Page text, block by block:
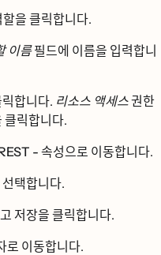
클릭합니다.
이름필드에 이름을 입력합니
리소스 액세스권한
클릭합니다.
- 속성으로 이동합니다.
선택합니다.
저장을 클릭합니다.
이동합니다.